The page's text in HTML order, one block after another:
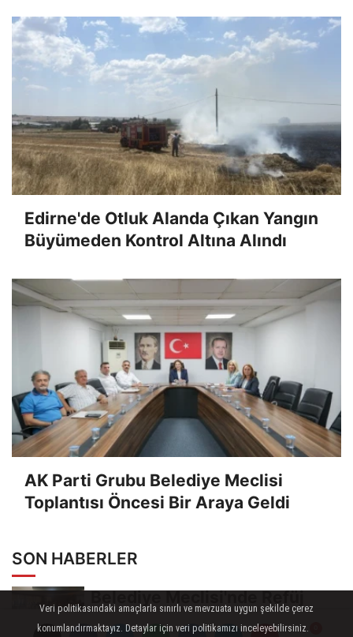
Edirne'de Otluk Alanda Çıkan Yangın
Büyümeden Kontrol Altına Alındı
AK Parti Grubu Belediye Meclisi
Toplantısı Öncesi Bir Araya Geldi
SON HABERLER
Belediye Meclisi'nde Refüj
Tartışması Gündeme Damga
Veri politikasındaki amaçlarla sınırlı ve mevzuata uygun şekilde çerez
konumlandırmaktayız. Detaylar için veri politikamızı inceleyebilirsiniz.